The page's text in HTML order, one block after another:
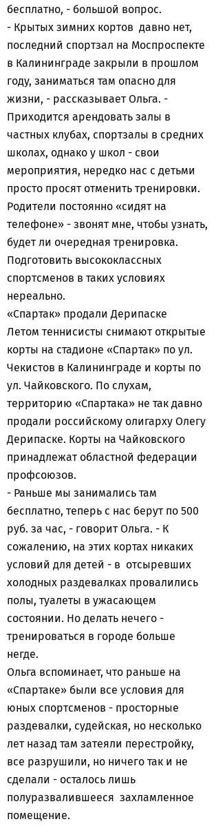
бесплатно, - большой вопрос.
- Крытых зимних кортов давно нет,
последний спортзал на Моспроспекте
в Калининграде закрыли в прошлом
году, заниматься там опасно для
жизни, - рассказывает Ольга. -
Приходится арендовать залы в
частных клубах, спортзалы в средних
школах, однако у школ - свои
мероприятия, нередко нас с детьми
просто просят отменить тренировки.
Родители постоянно «сидят на
телефоне» - звонят мне, чтобы узнать,
будет ли очередная тренировка.
Подготовить высококлассных
спортсменов в таких условиях
нереально.
«Спартак» продали Дерипаске
Летом теннисисты снимают открытые
корты на стадионе «Спартак» по ул.
Чекистов в Калининграде и корты по
ул. Чайковского. По слухам,
территорию «Спартака» не так давно
продали российскому олигарху Олегу
Дерипаске. Корты на Чайковского
принадлежат областной федерации
профсоюзов.
- Раньше мы занимались там
бесплатно, теперь с нас берут по 500
руб. за час, - говорит Ольга. - К
сожалению, на этих кортах никаких
условий для детей - в отсыревших
холодных раздевалках провалились
полы, туалеты в ужасающем
состоянии. Но делать нечего -
тренироваться в городе больше
негде.
Ольга вспоминает, что раньше на
«Спартаке» были все условия для
юных спортсменов - просторные
раздевалки, судейская, но несколько
лет назад там затеяли перестройку,
все разрушили, но ничего так и не
сделали - осталось лишь
полуразвалившееся захламленное
помещение.